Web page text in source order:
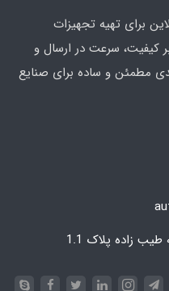
برای تهیه تجهیزات
کیفیت، سرعت در ارسال و
مطمئن و ساده برای صنایع
زاده پلاک 1.1